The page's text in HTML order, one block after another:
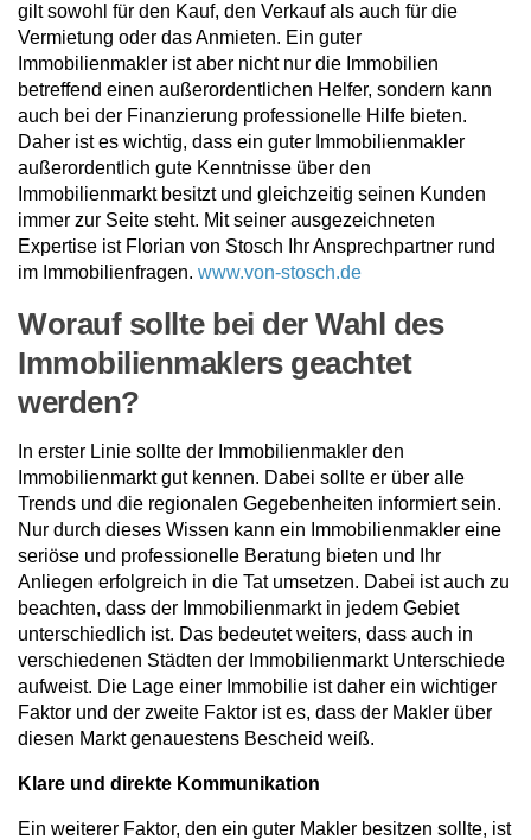
gilt sowohl für den Kauf, den Verkauf als auch für die
Vermietung oder das Anmieten. Ein guter
Immobilienmakler ist aber nicht nur die Immobilien
betreffend einen außerordentlichen Helfer, sondern kann
auch bei der Finanzierung professionelle Hilfe bieten.
Daher ist es wichtig, dass ein guter Immobilienmakler
außerordentlich gute Kenntnisse über den
Immobilienmarkt besitzt und gleichzeitig seinen Kunden
immer zur Seite steht. Mit seiner ausgezeichneten
Expertise ist Florian von Stosch Ihr Ansprechpartner rund
im Immobilienfragen. www.von-stosch.de
Worauf sollte bei der Wahl des
Immobilienmaklers geachtet
werden?
In erster Linie sollte der Immobilienmakler den
Immobilienmarkt gut kennen. Dabei sollte er über alle
Trends und die regionalen Gegebenheiten informiert sein.
Nur durch dieses Wissen kann ein Immobilienmakler eine
seriöse und professionelle Beratung bieten und Ihr
Anliegen erfolgreich in die Tat umsetzen. Dabei ist auch zu
beachten, dass der Immobilienmarkt in jedem Gebiet
unterschiedlich ist. Das bedeutet weiters, dass auch in
verschiedenen Städten der Immobilienmarkt Unterschiede
aufweist. Die Lage einer Immobilie ist daher ein wichtiger
Faktor und der zweite Faktor ist es, dass der Makler über
diesen Markt genauestens Bescheid weiß.
Klare und direkte Kommunikation
Ein weiterer Faktor, den ein guter Makler besitzen sollte, ist